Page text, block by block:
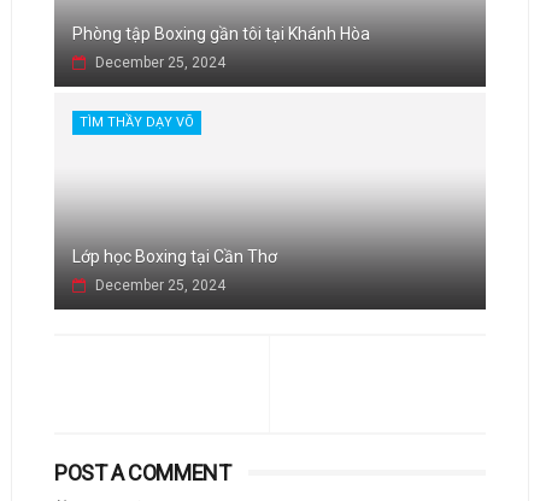
Phòng tập Boxing gần tôi tại Khánh Hòa
December 25, 2024
TÌM THẦY DẠY VÕ
Lớp học Boxing tại Cần Thơ
December 25, 2024
POST A COMMENT